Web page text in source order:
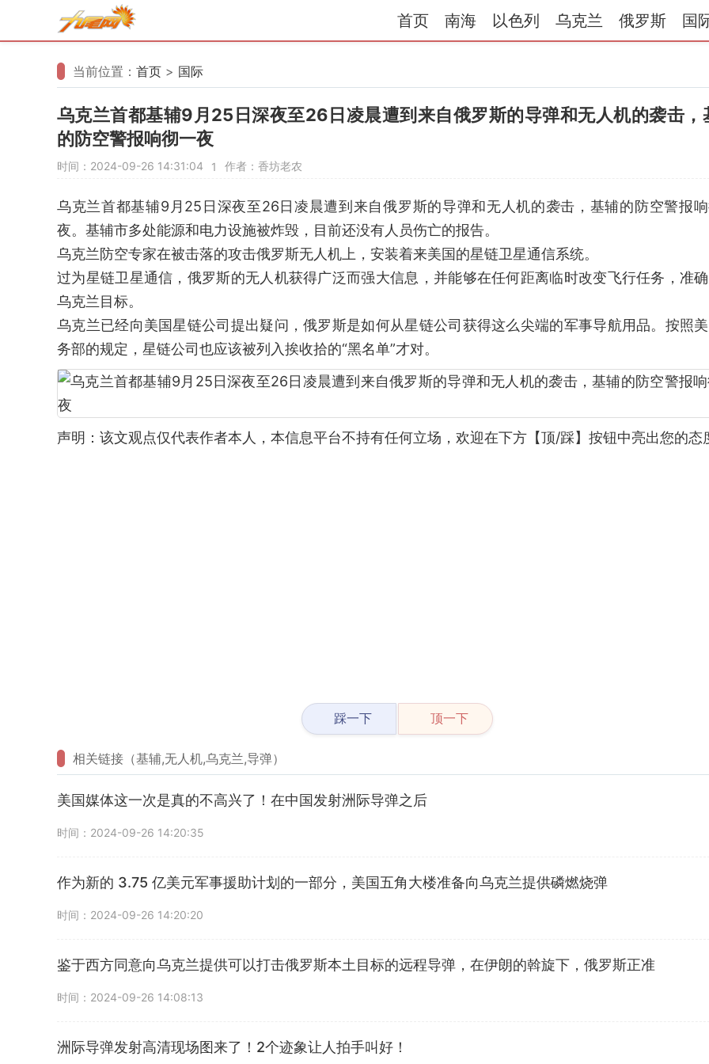
首页 南海 以色列 乌克兰 俄罗斯 国
当前位置： 首页 > 国际
乌克兰首都基辅9月25日深夜至26日凌晨遭到来自俄罗斯的导弹和无人机的袭击，
的防空警报响彻一夜
时间：2024-09-26 14:31:04 1 作者：香坊老农
乌克兰首都基辅9月25日深夜至26日凌晨遭到来自俄罗斯的导弹和无人机的袭击，基辅的防空警报
夜。基辅市多处能源和电力设施被炸毁，目前还没有人员伤亡的报告。
乌克兰防空专家在被击落的攻击俄罗斯无人机上，安装着来美国的星链卫星通信系统。
过为星链卫星通信，俄罗斯的无人机获得广泛而强大信息，并能够在任何距离临时改变飞行任务，准
乌克兰目标。
乌克兰已经向美国星链公司提出疑问，俄罗斯是如何从星链公司获得这么尖端的军事导航用品。按照
务部的规定，星链公司也应该被列入挨收拾的“黑名单”才对。
声明：该文观点仅代表作者本人，本信息平台不持有任何立场，欢迎在下方【顶/踩】按钮中亮出您的态
踩一下 顶一下
相关链接（基辅,无人机,乌克兰,导弹）
美国媒体这一次是真的不高兴了！在中国发射洲际导弹之后
时间：2024-09-26 14:20:35
作为新的 3.75 亿美元军事援助计划的一部分，美国五角大楼准备向乌克兰提供磷燃烧弹
时间：2024-09-26 14:20:20
鉴于西方同意向乌克兰提供可以打击俄罗斯本土目标的远程导弹，在伊朗的斡旋下，俄罗斯正准
时间：2024-09-26 14:08:13
洲际导弹发射高清现场图来了！2个迹象让人拍手叫好！